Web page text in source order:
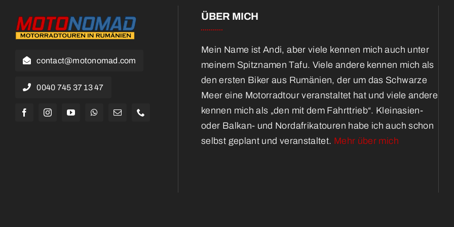
contact@motonomad.com
0040 745 37 13 47
ÜBER MICH
Mein Name ist Andi, aber viele kennen mich auch unter
meinem Spitznamen Tafu. Viele andere kennen mich als
den ersten Biker aus Rumänien, der um das Schwarze
Meer eine Motorradtour veranstaltet hat und viele andere
kennen mich als „den mit dem Fahrttrieb“. Kleinasien-
oder Balkan- und Nordafrikatouren habe ich auch schon
selbst geplant und veranstaltet. Mehr über mich